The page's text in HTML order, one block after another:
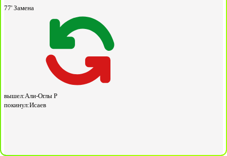
77' Замена
вышел:Али-Оглы Р
покинул:Исаев